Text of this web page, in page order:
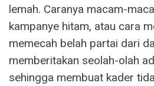
lemah. Caranya macam-
kampanye hitam, atau cara
memecah belah partai dari
memberitakan seolah-olah
sehingga membuat kader